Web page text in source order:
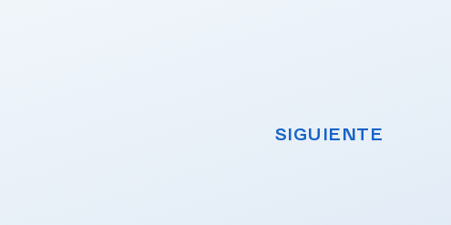
SIGUIENTE